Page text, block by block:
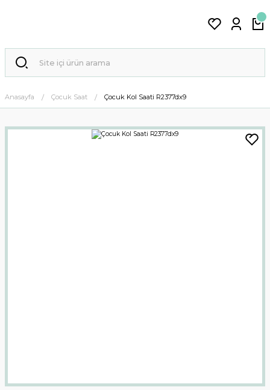
Anasayfa Çocuk Saat Çocuk Kol Saati R2377dx9